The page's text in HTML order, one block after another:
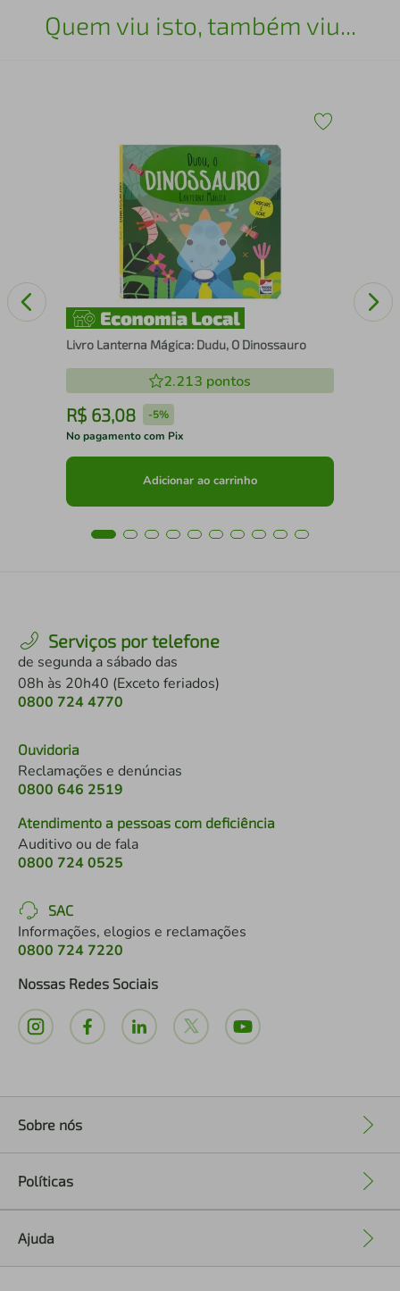
Quem viu isto, também viu...
Livro Lanterna Mágica: Dudu, O Dinossauro
2.213 pontos
R$ 63,08 -5%
No pagamento com Pix
Adicionar ao carrinho
Serviços por telefone
de segunda a sábado das
08h às 20h40 (Exceto feriados)
0800 724 4770
Ouvidoria
Reclamações e denúncias
0800 646 2519
Atendimento a pessoas com deficiência
Auditivo ou de fala
0800 724 0525
SAC
Informações, elogios e reclamações
0800 724 7220
Nossas Redes Sociais
Sobre nós
Políticas
Ajuda